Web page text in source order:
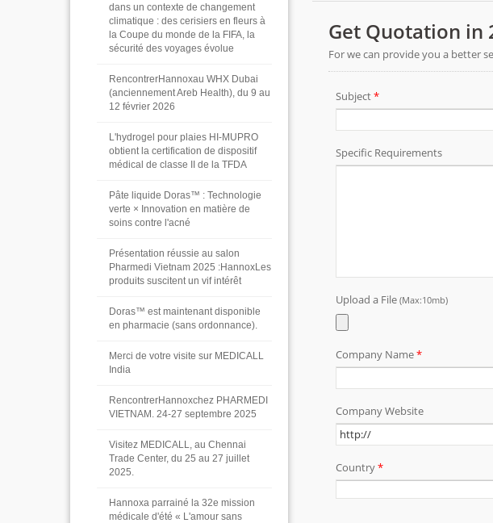
dans un contexte de changement
climatique : des cerisiers en fleurs à
la Coupe du monde de la FIFA, la
sécurité des voyages évolue
RencontrerHannoxau WHX Dubai
(anciennement Areb Health), du 9 au
12 février 2026
L'hydrogel pour plaies HI-MUPRO
obtient la certification de dispositif
médical de classe II de la TFDA
Pâte liquide Doras™ : Technologie
verte × Innovation en matière de
soins contre l'acné
Présentation réussie au salon
Pharmedi Vietnam 2025 :HannoxLes
produits suscitent un vif intérêt
Doras™ est maintenant disponible
en pharmacie (sans ordonnance).
Merci de votre visite sur MEDICALL
India
RencontrerHannoxchez PHARMEDI
VIETNAM. 24-27 septembre 2025
Visitez MEDICALL, au Chennai
Trade Center, du 25 au 27 juillet
2025.
Hannoxa parrainé la 32e mission
médicale d'été « L'amour sans